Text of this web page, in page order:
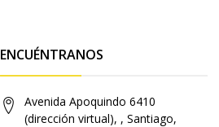
ENCUÉNTRANOS
Avenida Apoquindo 6410
(dirección virtual), , Santiago,